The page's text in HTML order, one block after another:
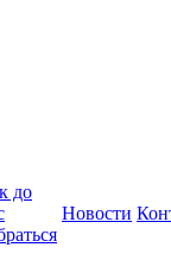
до
Новости